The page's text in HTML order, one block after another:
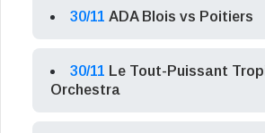
30/11 ADA Blois vs Poitiers
30/11 Le Tout-Puissant
Orchestra